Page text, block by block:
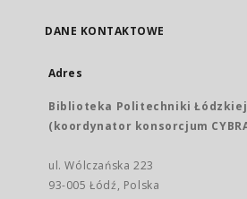
DANE KONTAKTOWE
Adres
Biblioteka Politechniki Łódzkiej
(koordynator konsorcjum
ul. Wólczańska 223
93-005 Łódź, Polska